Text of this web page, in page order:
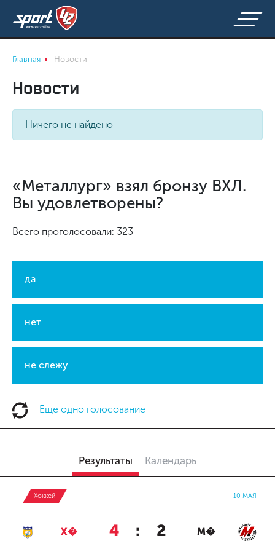
Главная Новости
Новости
Ничего не найдено
«Металлург» взял бронзу ВХЛ.
Вы удовлетворены?
Всего проголосовали: 323
да
нет
не слежу
Еще одно голосование
Результаты Календарь
Хоккей 10 МАЯ
Х� 4 : 2 М�